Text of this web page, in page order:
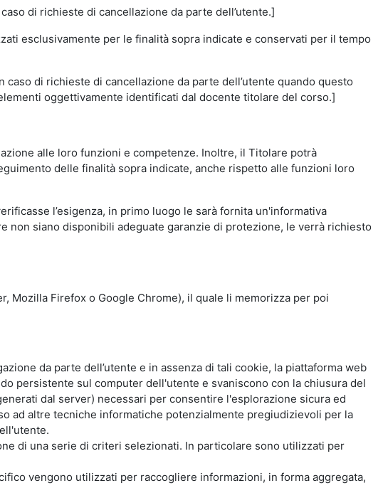
di richieste di cancellazione da parte dell’utente.]
esclusivamente per le finalità sopra indicate e conservati per il tempo
di richieste di cancellazione da parte dell’utente quando questo
oggettivamente identificati dal docente titolare del corso.]
alle loro funzioni e competenze. Inoltre, il Titolare potrà
delle finalità sopra indicate, anche rispetto alle funzioni loro
l’esigenza, in primo luogo le sarà fornita un'informativa
non siano disponibili adeguate garanzie di protezione, le verrà richiesto
Mozilla Firefox o Google Chrome), il quale li memorizza per poi
da parte dell’utente e in assenza di tali cookie, la piattaforma web
persistente sul computer dell'utente e svaniscono con la chiusura del
dal server) necessari per consentire l'esplorazione sicura ed
ad altre tecniche informatiche potenzialmente pregiudizievoli per la
di una serie di criteri selezionati. In particolare sono utilizzati per
vengono utilizzati per raccogliere informazioni, in forma aggregata,